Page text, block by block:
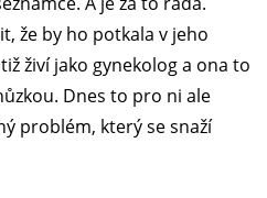
že by ho potkala v jeho
živí jako gynekolog a ona to
Dnes to pro ni ale
problém, který se snaží